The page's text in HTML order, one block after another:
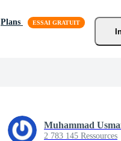
Plans
Muhammad
2 783 145 Ressources